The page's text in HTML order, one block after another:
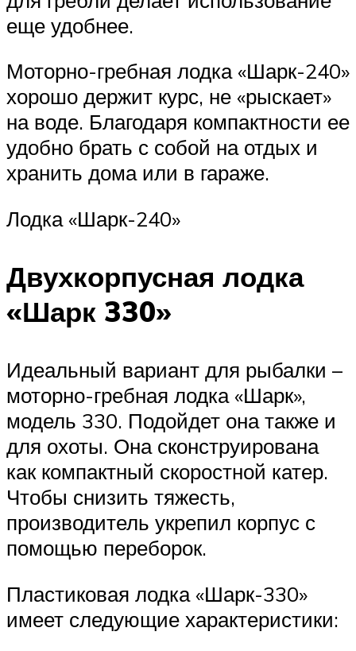
еще удобнее.
Моторно-гребная лодка «Шарк-240»
хорошо держит курс, не «рыскает»
на воде. Благодаря компактности ее
удобно брать с собой на отдых и
хранить дома или в гараже.
Лодка «Шарк-240»
Двухкорпусная лодка
«Шарк 330»
Идеальный вариант для рыбалки –
моторно-гребная лодка «Шарк»,
модель 330. Подойдет она также и
для охоты. Она сконструирована
как компактный скоростной катер.
Чтобы снизить тяжесть,
производитель укрепил корпус с
помощью переборок.
Пластиковая лодка «Шарк-330»
имеет следующие характеристики: